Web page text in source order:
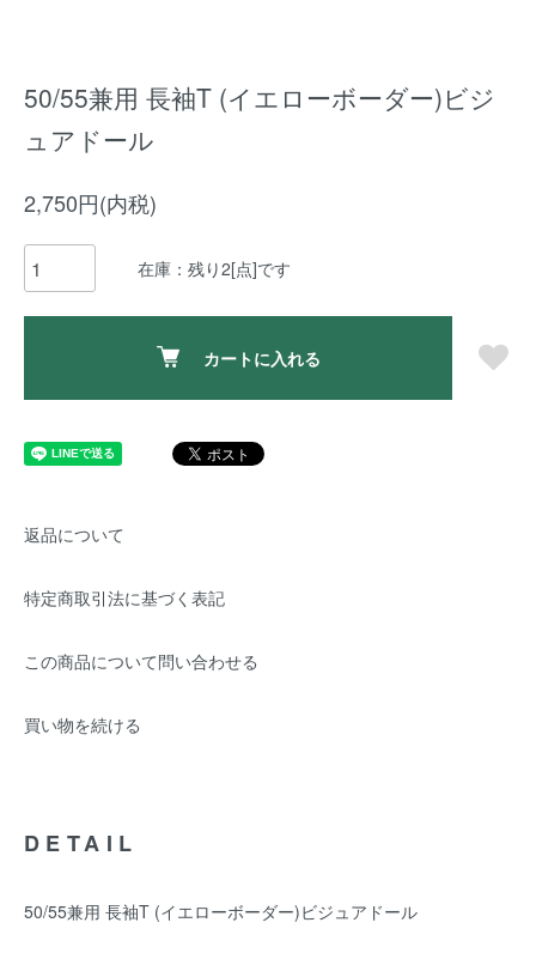
50/55兼用 長袖T (イエローボーダー)ビジ
ュアドール
2,750円(内税)
在庫：残り2[点]です
カートに入れる
返品について
特定商取引法に基づく表記
この商品について問い合わせる
買い物を続ける
DETAIL
50/55兼用 長袖T (イエローボーダー)ビジュアドール